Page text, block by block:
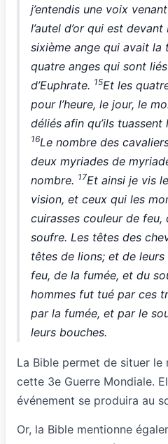
j’entendis une voix
l’autel d’or qui est devant
sixième ange qui avait la
quatre anges qui sont
d’Euphrate. 15Et les
pour l’heure, le jour, le
déliés afin qu’ils
16Le nombre des
deux myriades de
nombre. 17Et ainsi je vis
vision, et ceux qui les
cuirasses couleur de feu,
soufre. Les têtes des
têtes de lions; et de
feu, de la fumée, et du
hommes fut tué par ces
par la fumée, et par le
leurs bouches.
La Bible permet de situer le
cette 3e Guerre Mondiale.
événement se produira au
Or, la Bible mentionne